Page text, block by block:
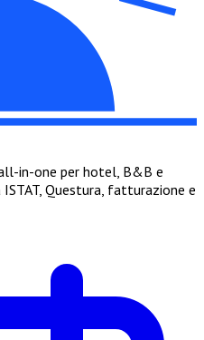
in-one per hotel, B&B e
Questura, fatturazione e